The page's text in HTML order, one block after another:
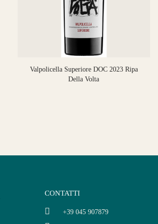
Valpolicella Superiore DOC 2023 Ripa
Della Volta
CONTATTI
+39 045 907879